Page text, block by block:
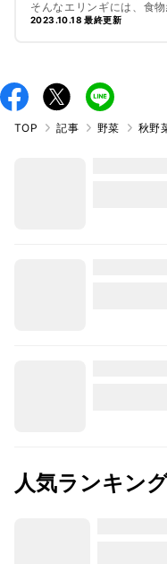
そんなエリンギには、食
繊維は便秘の予防に、カ
2023.10.18 最終更新
TOP 記事 野菜 秋野
人気ランキン